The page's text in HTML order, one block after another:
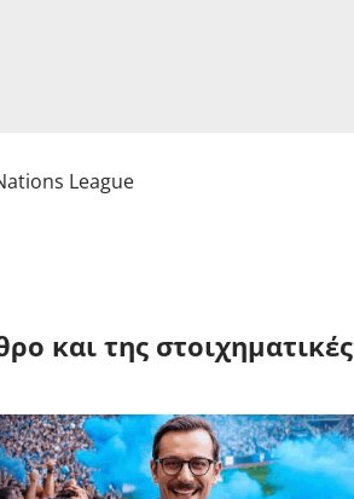
League
και της στοιχηματικές